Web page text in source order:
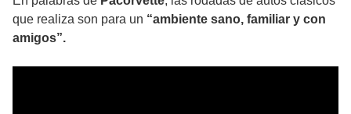
que realiza son para un “ambiente sano, familiar y con
amigos”.